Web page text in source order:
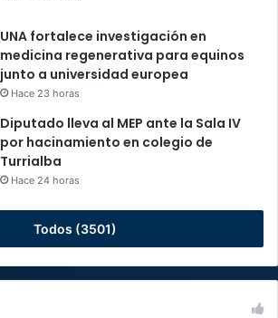
UNA fortalece investigación en
medicina regenerativa para equinos
junto a universidad europea
Hace 23 horas
Diputado lleva al MEP ante la Sala IV
por hacinamiento en colegio de
Turrialba
Hace 24 horas
Todos (3501)